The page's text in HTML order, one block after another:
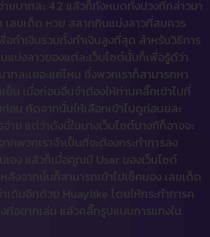
ายบาทละ 4.2 แล้วก็ทั้งหมดทั้งปวงที่กล่าวมา
เลขเด็ด หวย สลากกินแบ่งลาวที่สมควร
ทำเงินรวมทั้งทำเงินสูงที่สุด สำหรับวิธีการ
แบ่งลาวของแต่ละเว็บไซต์นั้นก็เพื่อรู้ดีว่า
ทละเยอะแค่ไหน ซึ่งพวกเราก็สามารถหา
ย็น เมื่อก่อนอื่นจำต้องให้ท่านคลิ๊กเข้าไปที่
อน ถัดจากนั้นให้เลือกเข้าไปดูก่อนยละ
าย แต่ว่าดังนี้ในบางเว็บไซต์บางทีก็อาจจะ
กพวกเราจำเป็นที่จะต้องกระทำการลง
เอง แล้วก็เมื่อคุณมี User ของเว็บไซต์
งจากนั้นก็สามารถเข้าไปเช็คมอง เลขเด็ด
เดิมอีกด้วย Huaylike โดยให้กระทำการค
ที่อยากเล่น แล้วคลิ๊กรูปแบบการแทงใน